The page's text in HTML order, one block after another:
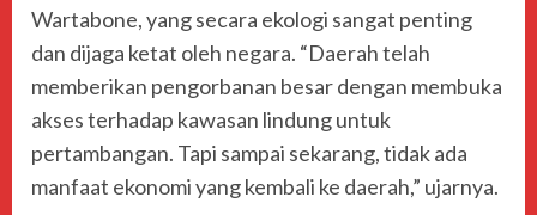
Wartabone, yang secara ekologi sangat penting
dan dijaga ketat oleh negara. “Daerah telah
memberikan pengorbanan besar dengan membuka
akses terhadap kawasan lindung untuk
pertambangan. Tapi sampai sekarang, tidak ada
manfaat ekonomi yang kembali ke daerah,” ujarnya.